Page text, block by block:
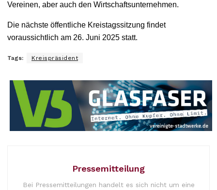
Vereinen, aber auch den Wirtschaftsunternehmen.
Die nächste öffentliche Kreistagssitzung findet
voraussichtlich am 26. Juni 2025 statt.
Tags: Kreispräsident
Pressemitteilung
Bei Pressemitteilungen handelt es sich nicht um eine